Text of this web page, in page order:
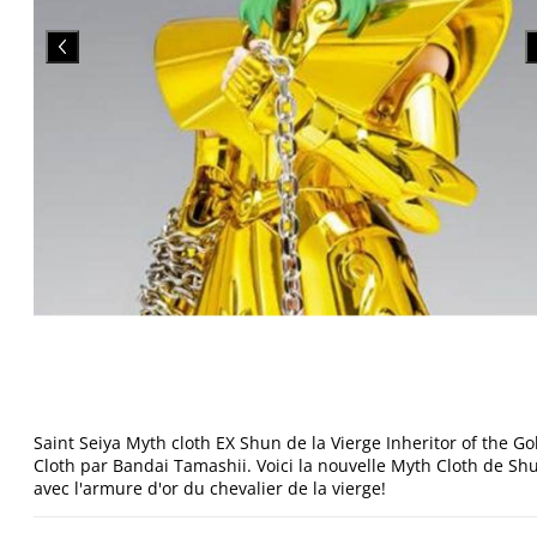
Saint Seiya Myth cloth EX Shun de la Vierge Inheritor of the
Cloth par Bandai Tamashii. Voici la nouvelle Myth Cloth de
avec l'armure d'or du chevalier de la vierge!